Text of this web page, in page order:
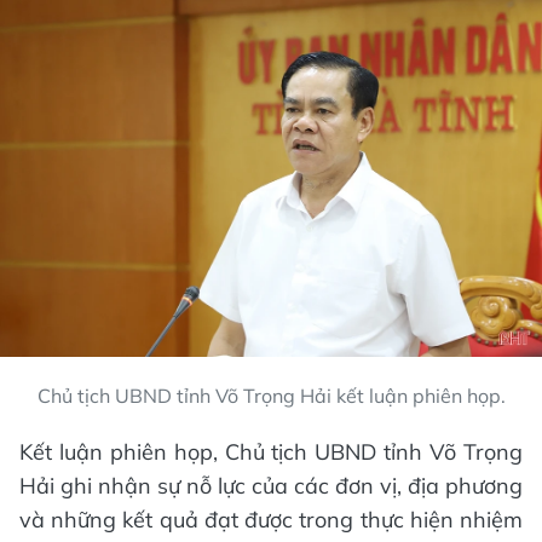
Chủ tịch UBND tỉnh Võ Trọng Hải kết luận phiên họp.
Kết luận phiên họp, Chủ tịch UBND tỉnh Võ Trọng
Hải ghi nhận sự nỗ lực của các đơn vị, địa phương
và những kết quả đạt được trong thực hiện nhiệm